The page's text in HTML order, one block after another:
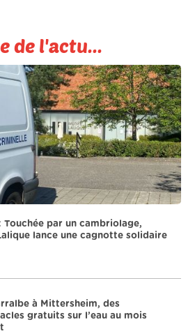
de l'actu...
Touchée par un cambriolage,
lance une cagnotte solidaire
à Mittersheim, des
gratuits sur l’eau au mois